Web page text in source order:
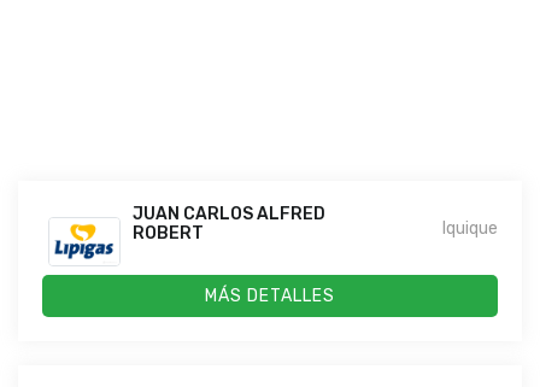
JUAN CARLOS ALFRED
ROBERT
Iquique
MÁS DETALLES